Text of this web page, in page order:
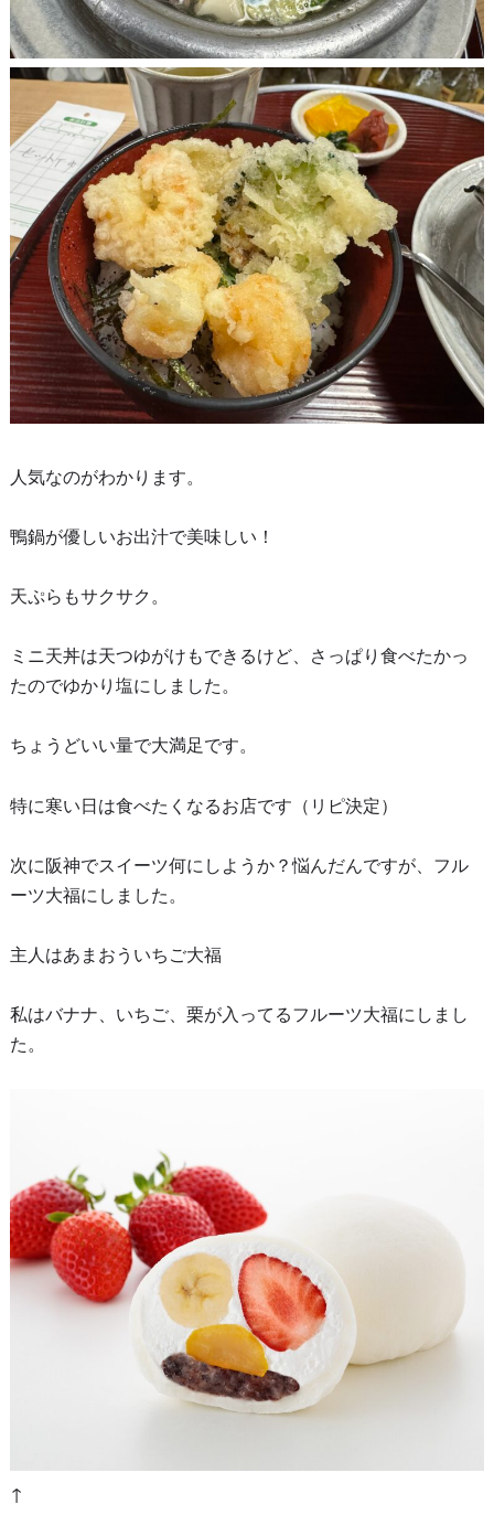
人気なのがわかります。
鴨鍋が優しいお出汁で美味しい！
天ぷらもサクサク。
ミニ天丼は天つゆがけもできるけど、さっぱり食べたかっ
たのでゆかり塩にしました。
ちょうどいい量で大満足です。
特に寒い日は食べたくなるお店です（リピ決定）
次に阪神でスイーツ何にしようか？悩んだんですが、フル
ーツ大福にしました。
主人はあまおういちご大福
私はバナナ、いちご、栗が入ってるフルーツ大福にしまし
た。
↑